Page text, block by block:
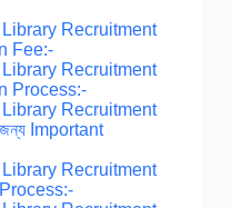
Recruitment
Fee:-
Recruitment
Process:-
Recruitment
Important
Recruitment